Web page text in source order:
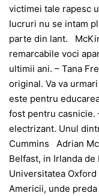
victimei tale rapesc
Iucruri nu se intam
parte din lant.
remarcabile voci
ultimii ani. – Tana
original. Va va
este pentru
fost pentru
electrizant. Unul
Cummins Adrian
Belfast, in Irlanda
Universitatea
Americii, unde